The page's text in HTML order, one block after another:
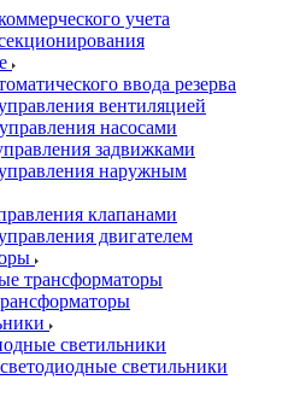
учета
ввода резерва
вентиляцией
насосами
задвижками
наружным
клапанами
двигателем
трансформаторы
светильники
светильники